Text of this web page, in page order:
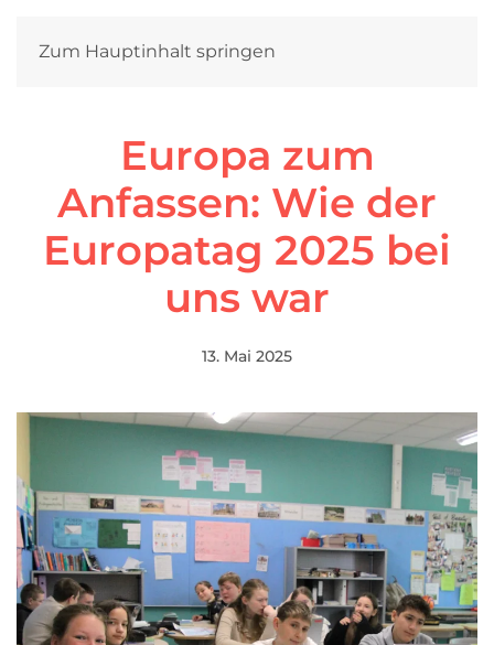
Zum Hauptinhalt springen
Europa zum
Anfassen: Wie der
Europatag 2025 bei
uns war
13. Mai 2025